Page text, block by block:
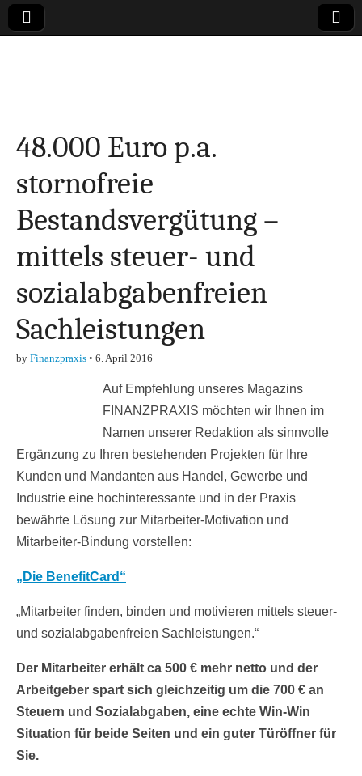
Finanzen,
Marketing-, Vertrieb-
& Investment-Tipps
48.000 Euro p.a.
stornofreie
Bestandsvergütung –
mittels steuer- und
sozialabgabenfreien
Sachleistungen
by Finanzpraxis • 6. April 2016
Auf Empfehlung unseres Magazins
FINANZPRAXIS möchten wir Ihnen im
Namen unserer Redaktion als sinnvolle
Ergänzung zu Ihren bestehenden Projekten für Ihre
Kunden und Mandanten aus Handel, Gewerbe und
Industrie eine hochinteressante und in der Praxis
bewährte Lösung zur Mitarbeiter-Motivation und
Mitarbeiter-Bindung vorstellen:
„Die BenefitCard“
„Mitarbeiter finden, binden und motivieren mittels steuer-
und sozialabgabenfreien Sachleistungen.“
Der Mitarbeiter erhält ca 500 € mehr netto und der
Arbeitgeber spart sich gleichzeitig um die 700 € an
Steuern und Sozialabgaben, eine echte Win-Win
Situation für beide Seiten und ein guter Türöffner für
Sie.